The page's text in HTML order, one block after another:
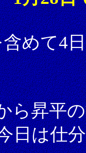
めて4
ら昇平
日は仕